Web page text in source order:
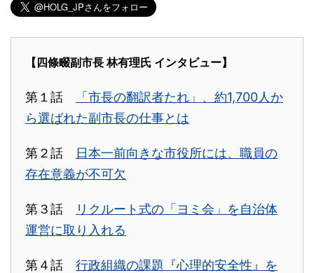
【四條畷副市長 林有理氏 インタビュー】
第１話
「市長の翻訳者たれ」、約1,700人か
ら選ばれた副市長の仕事とは
第２話
日本一前向きな市役所には、職員の
存在意義が不可欠
第３話
リクルート式の「ヨミ会」を自治体
運営に取り入れる
第４話 行政組織の課題『心理的安全性』を